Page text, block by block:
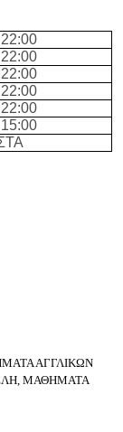
:00
:00
:00
:00
:00
:00
ΑΓΓΛΙΚΩΝ
ΜΑΘΗΜΑΤΑ